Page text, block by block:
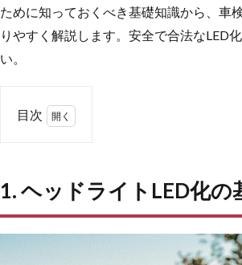
ために知っておくべき基礎知識から、車
りやすく解説します。安全で合法なLED
い。
目次
ライ
1. ヘッドライトLED化